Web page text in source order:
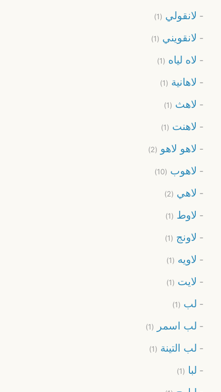
لانقولي (1)
لانقويني (1)
لاه لياه (1)
لاهانية (1)
لاهث (1)
لاهنت (1)
لاهو لاهو (2)
لاهوب (10)
لاهي (2)
لاوط (1)
لاونج (1)
لاويه (1)
لايت (1)
لب (1)
لب اسمر (1)
لب التينة (1)
لبا (1)